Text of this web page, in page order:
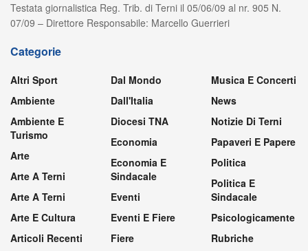
Testata giornalistica Reg. Trib. di Terni il 05/06/09 al nr. 905 N.
07/09 – Direttore Responsabile: Marcello Guerrieri
Categorie
Altri Sport
Ambiente
Ambiente E
Turismo
Arte
Arte A Terni
Arte A Terni
Arte E Cultura
Articoli Recenti
Dal Mondo
Dall'Italia
Diocesi TNA
Economia
Economia E
Sindacale
Eventi
Eventi E Fiere
Fiere
Musica E Concerti
News
Notizie Di Terni
Papaveri E Papere
Politica
Politica E
Sindacale
Psicologicamente
Rubriche